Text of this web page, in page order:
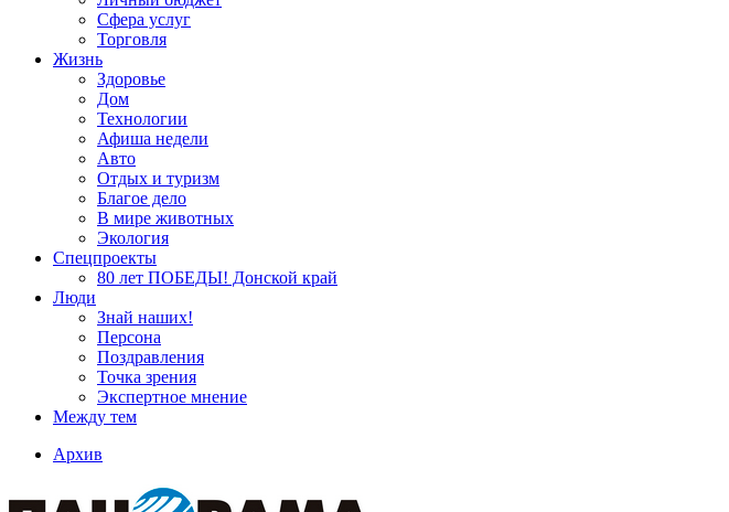
Сфера услуг
Торговля
Жизнь
Здоровье
Дом
Технологии
Афиша недели
Авто
Отдых и туризм
Благое дело
В мире животных
Экология
Спецпроекты
80 лет ПОБЕДЫ! Донской край
Люди
Знай наших!
Персона
Поздравления
Точка зрения
Экспертное мнение
Между тем
Архив